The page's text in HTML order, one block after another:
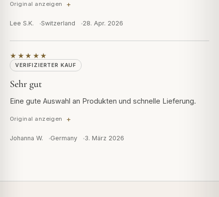
Original anzeigen
Lee S.K. Switzerland 28. Apr. 2026
★★★★★
VERIFIZIERTER KAUF
Sehr gut
Eine gute Auswahl an Produkten und schnelle Lieferung.
Original anzeigen
Johanna W. Germany 3. März 2026